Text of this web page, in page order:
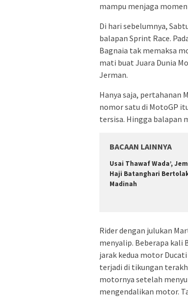
mampu menjaga
Di hari sebelumnya,
balapan Sprint Race.
Bagnaia tak memaksa
mati buat Juara Dunia
Jerman.
Hanya saja, pertahanan
nomor satu di MotoGP
tersisa. Hingga balapan
BACAAN LAINNYA
Usai Thawaf Wada’,
Haji Batanghari
Madinah
Rider dengan julukan
menyalip. Beberapa kali
jarak kedua motor
terjadi di tikungan
motornya setelah
mengendalikan motor.